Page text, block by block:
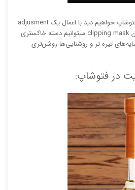
همانطور که در ویدیوی آموزش فتوشاپ خواهیم دید با اعمال یک adjusment
layer levels و الصاق آن یا همان clipping mask میتوانیم دسته خاکستری
سایه‌های تیره تر و روشنایی‌ها روشن‌تری
در فتوشاپ: